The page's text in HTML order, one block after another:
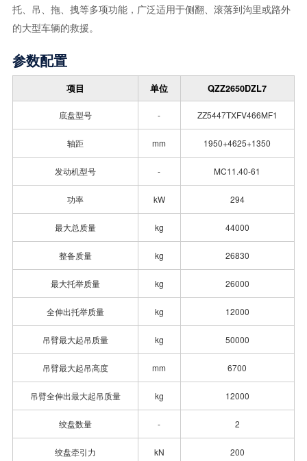
托、吊、拖、拽等多项功能，广泛适用于侧翻、滚落到沟里或路外
的大型车辆的救援。
参数配置
项目 单位 QZZ2650DZL7
底盘型号 - ZZ5447TXFV466MF1
轴距 mm 1950+4625+1350
发动机型号 - MC11.40-61
功率 kW 294
最大总质量 kg 44000
整备质量 kg 26830
最大托举质量 kg 26000
全伸出托举质量 kg 12000
吊臂最大起吊质量 kg 50000
吊臂最大起吊高度 mm 6700
吊臂全伸出最大起吊质量 kg 12000
绞盘数量 - 2
绞盘牵引力 kN 200